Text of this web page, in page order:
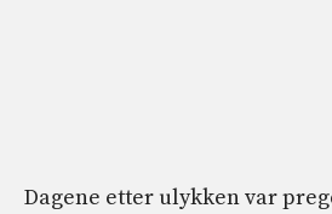
Dagene etter ulykken var